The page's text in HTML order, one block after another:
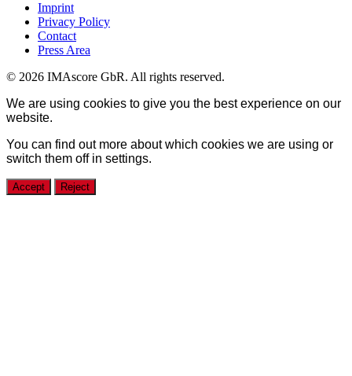
Imprint
Privacy Policy
Contact
Press Area
© 2026 IMAscore GbR. All rights reserved.
We are using cookies to give you the best experience on our
website.
You can find out more about which cookies we are using or
switch them off in settings.
Accept Reject